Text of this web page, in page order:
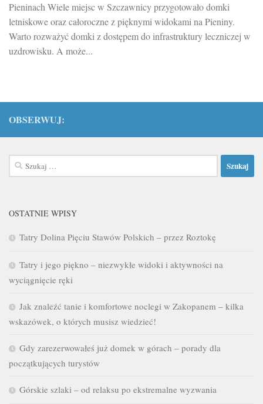
Pieninach Wiele miejsc w Szczawnicy przygotowało domki
letniskowe oraz całoroczne z pięknymi widokami na Pieniny.
Warto rozważyć domki z dostępem do infrastruktury leczniczej w
uzdrowisku. A może...
OBSERWUJ:
Szukaj:
OSTATNIE WPISY
Tatry Dolina Pięciu Stawów Polskich – przez Roztokę
Tatry i jego piękno – niezwykłe widoki i aktywności na
wyciągnięcie ręki
Jak znaleźć tanie i komfortowe noclegi w Zakopanem – kilka
wskazówek, o których musisz wiedzieć!
Gdy zarezerwowałeś już domek w górach – porady dla
początkujących turystów
Górskie szlaki – od relaksu po ekstremalne wyzwania